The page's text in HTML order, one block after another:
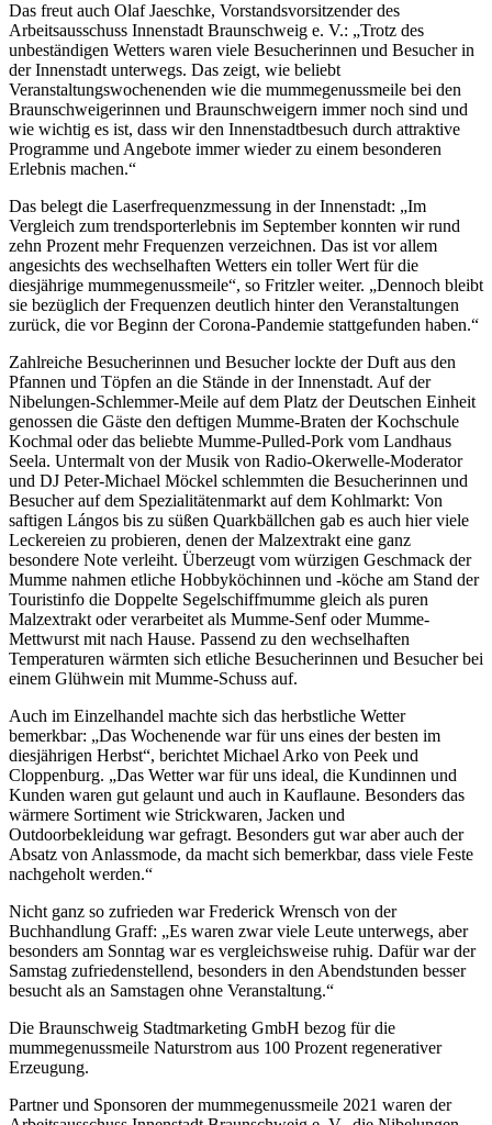
Das freut auch Olaf Jaeschke, Vorstandsvorsitzender des
Arbeitsausschuss Innenstadt Braunschweig e. V.: „Trotz des
unbeständigen Wetters waren viele Besucherinnen und Besucher in
der Innenstadt unterwegs. Das zeigt, wie beliebt
Veranstaltungswochenenden wie die mummegenussmeile bei den
Braunschweigerinnen und Braunschweigern immer noch sind und
wie wichtig es ist, dass wir den Innenstadtbesuch durch attraktive
Programme und Angebote immer wieder zu einem besonderen
Erlebnis machen.“
Das belegt die Laserfrequenzmessung in der Innenstadt: „Im
Vergleich zum trendsporterlebnis im September konnten wir rund
zehn Prozent mehr Frequenzen verzeichnen. Das ist vor allem
angesichts des wechselhaften Wetters ein toller Wert für die
diesjährige mummegenussmeile“, so Fritzler weiter. „Dennoch bleibt
sie bezüglich der Frequenzen deutlich hinter den Veranstaltungen
zurück, die vor Beginn der Corona-Pandemie stattgefunden haben.“
Zahlreiche Besucherinnen und Besucher lockte der Duft aus den
Pfannen und Töpfen an die Stände in der Innenstadt. Auf der
Nibelungen-Schlemmer-Meile auf dem Platz der Deutschen Einheit
genossen die Gäste den deftigen Mumme-Braten der Kochschule
Kochmal oder das beliebte Mumme-Pulled-Pork vom Landhaus
Seela. Untermalt von der Musik von Radio-Okerwelle-Moderator
und DJ Peter-Michael Möckel schlemmten die Besucherinnen und
Besucher auf dem Spezialitätenmarkt auf dem Kohlmarkt: Von
saftigen Lángos bis zu süßen Quarkbällchen gab es auch hier viele
Leckereien zu probieren, denen der Malzextrakt eine ganz
besondere Note verleiht. Überzeugt vom würzigen Geschmack der
Mumme nahmen etliche Hobbyköchinnen und -köche am Stand der
Touristinfo die Doppelte Segelschiffmumme gleich als puren
Malzextrakt oder verarbeitet als Mumme-Senf oder Mumme-
Mettwurst mit nach Hause. Passend zu den wechselhaften
Temperaturen wärmten sich etliche Besucherinnen und Besucher bei
einem Glühwein mit Mumme-Schuss auf.
Auch im Einzelhandel machte sich das herbstliche Wetter
bemerkbar: „Das Wochenende war für uns eines der besten im
diesjährigen Herbst“, berichtet Michael Arko von Peek und
Cloppenburg. „Das Wetter war für uns ideal, die Kundinnen und
Kunden waren gut gelaunt und auch in Kauflaune. Besonders das
wärmere Sortiment wie Strickwaren, Jacken und
Outdoorbekleidung war gefragt. Besonders gut war aber auch der
Absatz von Anlassmode, da macht sich bemerkbar, dass viele Feste
nachgeholt werden.“
Nicht ganz so zufrieden war Frederick Wrensch von der
Buchhandlung Graff: „Es waren zwar viele Leute unterwegs, aber
besonders am Sonntag war es vergleichsweise ruhig. Dafür war der
Samstag zufriedenstellend, besonders in den Abendstunden besser
besucht als an Samstagen ohne Veranstaltung.“
Die Braunschweig Stadtmarketing GmbH bezog für die
mummegenussmeile Naturstrom aus 100 Prozent regenerativer
Erzeugung.
Partner und Sponsoren der mummegenussmeile 2021 waren der